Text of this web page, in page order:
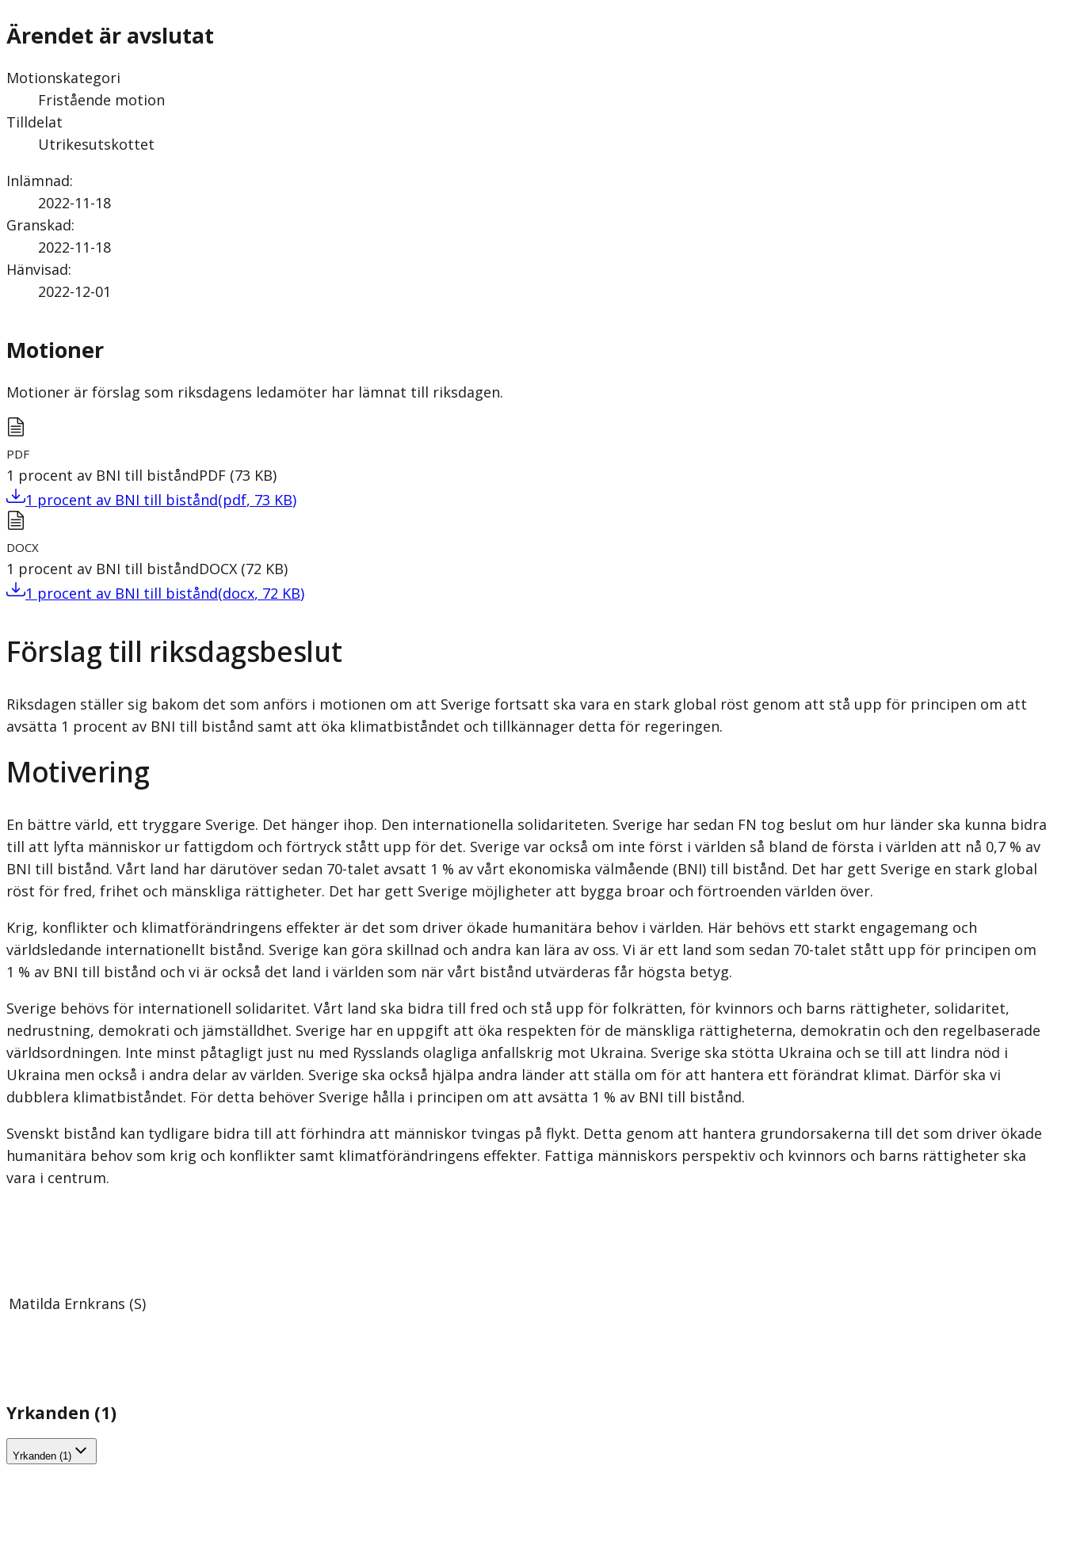
Ärendet är avslutat
Motionskategori
Fristående motion
Tilldelat
Utrikesutskottet
Inlämnad:
2022-11-18
Granskad:
2022-11-18
Hänvisad:
2022-12-01
Motioner
Motioner är förslag som riksdagens ledamöter har lämnat till riksdagen.
PDF
1 procent av BNI till biståndPDF (73 KB)
1 procent av BNI till bistånd(pdf, 73 KB)
DOCX
1 procent av BNI till biståndDOCX (72 KB)
1 procent av BNI till bistånd(docx, 72 KB)
Förslag till riksdagsbeslut
Riksdagen ställer sig bakom det som anförs i motionen om att Sverige fortsatt ska vara en stark global röst genom att stå upp för principen om att
avsätta 1 procent av BNI till bistånd samt att öka klimatbiståndet och tillkännager detta för regeringen.
Motivering
En bättre värld, ett tryggare Sverige. Det hänger ihop. Den internationella solidariteten. Sverige har sedan FN tog beslut om hur länder ska kunna bidra
till att lyfta människor ur fattigdom och förtryck stått upp för det. Sverige var också om inte först i världen så bland de första i världen att nå 0,7 % av
BNI till bistånd. Vårt land har därutöver sedan 70-talet avsatt 1 % av vårt ekonomiska välmående (BNI) till bistånd. Det har gett Sverige en stark global
röst för fred, frihet och mänskliga rättigheter. Det har gett Sverige möjligheter att bygga broar och förtroenden världen över.
Krig, konflikter och klimatförändringens effekter är det som driver ökade humanitära behov i världen. Här behövs ett starkt engagemang och
världsledande internationellt bistånd. Sverige kan göra skillnad och andra kan lära av oss. Vi är ett land som sedan 70-talet stått upp för principen om
1 % av BNI till bistånd och vi är också det land i världen som när vårt bistånd utvärderas får högsta betyg.
Sverige behövs för internationell solidaritet. Vårt land ska bidra till fred och stå upp för folkrätten, för kvinnors och barns rättigheter, solidaritet,
nedrustning, demokrati och jämställdhet. Sverige har en uppgift att öka respekten för de mänskliga rättigheterna, demokratin och den regelbaserade
världsordningen. Inte minst påtagligt just nu med Rysslands olagliga anfallskrig mot Ukraina. Sverige ska stötta Ukraina och se till att lindra nöd i
Ukraina men också i andra delar av världen. Sverige ska också hjälpa andra länder att ställa om för att hantera ett förändrat klimat. Därför ska vi
dubblera klimat­biståndet. För detta behöver Sverige hålla i principen om att avsätta 1 % av BNI till bistånd.
Svenskt bistånd kan tydligare bidra till att förhindra att människor tvingas på flykt. Detta genom att hantera grundorsakerna till det som driver ökade
humanitära behov som krig och konflikter samt klimatförändringens effekter. Fattiga människors perspektiv och kvinnors och barns rättigheter ska
vara i centrum.
Matilda Ernkrans (S)
Yrkanden (1)
Yrkanden (1)